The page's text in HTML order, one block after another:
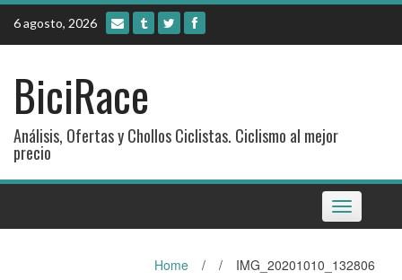
Skip
content
6 agosto, 2026
BiciRace
Análisis, Ofertas y Chollos Ciclistas. Ciclismo al mejor
precio
Toggle
navigation
Home / / IMG_20201010_132806